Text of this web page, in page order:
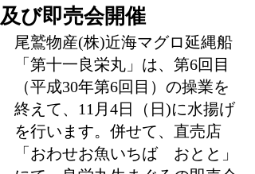
及び即売会開催
尾鷲物産(株)近海マグロ延縄船
「第十一良栄丸」は、第6回目
（平成30年第6回目）の操業を
終えて、11月4日（日)に水揚げ
を行います。併せて、直売店
「おわせお魚いちば　おとと」